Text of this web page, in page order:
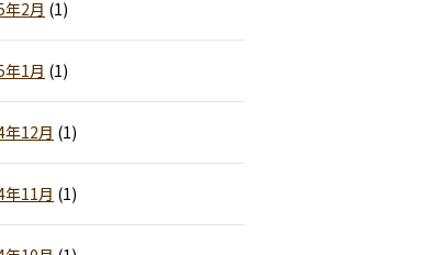
年2月 (1)
年1月 (1)
年12月 (1)
年11月 (1)